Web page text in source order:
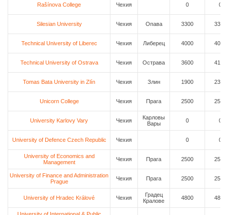
Rašínova College Чехия 0 0
Silesian University Чехия Опава 3300 3300
Technical University of Liberec Чехия Либерец 4000 4000
Technical University of Ostrava Чехия Острава 3600 4100
Tomas Bata University in Zlín Чехия Злин 1900 2300
Unicorn College Чехия Прага 2500 2500
University Karlovy Vary Чехия
Карловы
Вары
0 0
University of Defence Czech Republic Чехия 0 0
University of Economics and
Management
Чехия Прага 2500 2500
University of Finance and Administration
Prague
Чехия Прага 2500 2500
University of Hradec Králové Чехия
Градец
Кралове
4800 4800